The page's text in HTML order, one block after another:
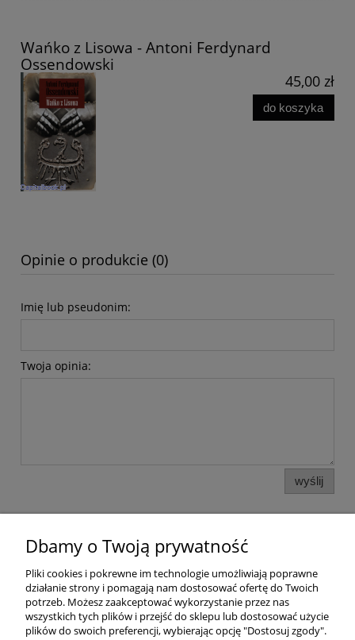
Wańko z Lisowa - Antoni Ferdynard
Ossendowski
45,00 zł
do koszyka
Opinie o produkcie (0)
Imię lub pseudonim:
Twoja opinia:
wyślij
Pomoc
Dostawa
Moje konto
Dbamy o Twoją prywatność
Pliki cookies i pokrewne im technologie umożliwiają poprawne
działanie strony i pomagają nam dostosować ofertę do Twoich
potrzeb. Możesz zaakceptować wykorzystanie przez nas
wszystkich tych plików i przejść do sklepu lub dostosować użycie
plików do swoich preferencji, wybierając opcję "Dostosuj zgody".